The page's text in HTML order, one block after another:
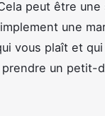
peut être
une
vous plaît et
un petit-